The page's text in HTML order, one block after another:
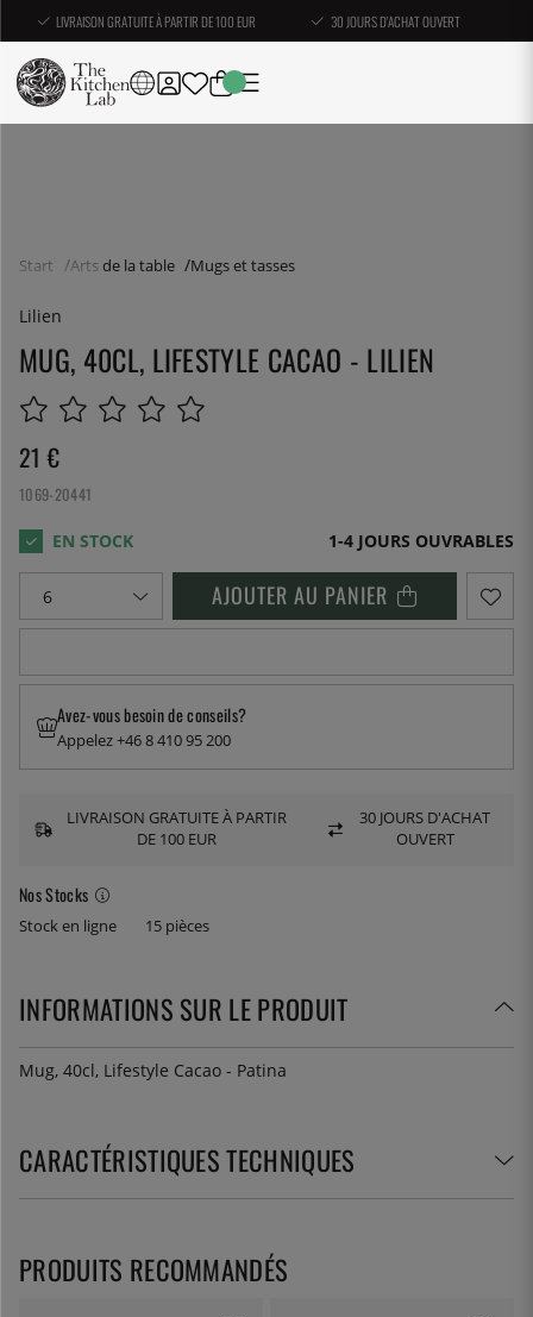
LIVRAISON GRATUITE À PARTIR DE 100 EUR 30 JOURS D'ACHAT OUVERT
Start Arts de la table Mugs et tasses
Lilien
MUG, 40CL, LIFESTYLE CACAO - LILIEN
21 €
1069-20441
1-4 JOURS OUVRABLES
AJOUTER AU PANIER
Nos Stocks
Stock en ligne 15 pièces
Avez-vous besoin de conseils?
Appelez +46 8 410 95 200
LIVRAISON GRATUITE À PARTIR
DE 100 EUR
30 JOURS D'ACHAT
OUVERT
INFORMATIONS SUR LE PRODUIT
Mug, 40cl, Lifestyle Cacao - Patina
CARACTÉRISTIQUES TECHNIQUES
PRODUITS RECOMMANDÉS